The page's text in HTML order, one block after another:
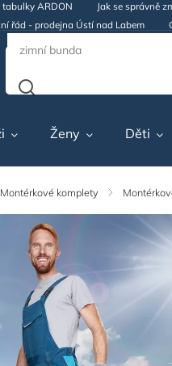
tabulky ARDON Jak se správně
řád - prodejna Ústí nad Labem
Ženy Děti
Montérkové komplety /